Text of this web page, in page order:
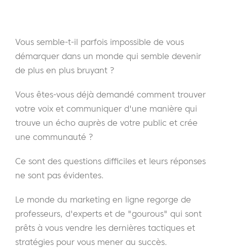
Vous semble-t-il parfois impossible de vous
démarquer dans un monde qui semble devenir
de plus en plus bruyant ?
Vous êtes-vous déjà demandé comment trouver
votre voix et communiquer d'une manière qui
trouve un écho auprès de votre public et crée
une communauté ?
Ce sont des questions difficiles et leurs réponses
ne sont pas évidentes.
Le monde du marketing en ligne regorge de
professeurs, d'experts et de "gourous" qui sont
prêts à vous vendre les dernières tactiques et
stratégies pour vous mener au succès.